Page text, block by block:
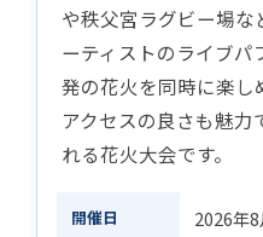
や秩父宮ラグビー場な
ーティストのライブ
発の花火を同時に楽し
アクセスの良さも魅力
れる花火大会です。
開催日 2026年8